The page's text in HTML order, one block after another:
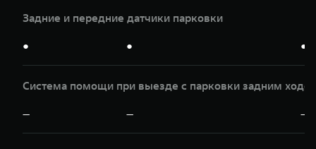
Задние и передние датчики парковки
● ● ●
Система помощи при выезде с парковки задним
— — —